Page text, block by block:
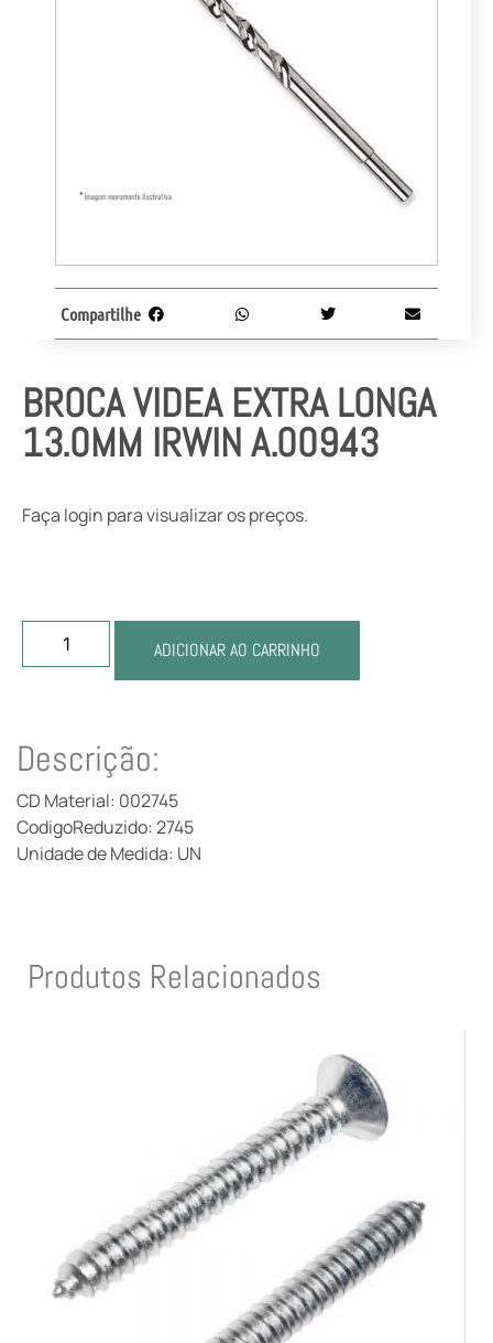
BROCA VIDEA EXTRA LONGA
13.0MM IRWIN A.00943
Faça login para visualizar os preços.
ADICIONAR AO CARRINHO
Compartilhe
Descrição:
CD Material: 002745
CodigoReduzido: 2745
Unidade de Medida: UN
Produtos Relacionados